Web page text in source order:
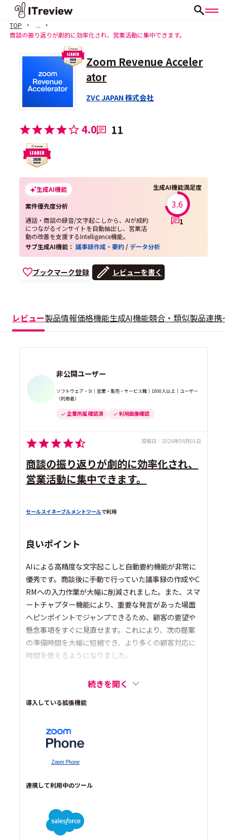
TOP
...
商談の振り返りが劇的に効率化され、営業活動に集中できます。
Zoom Revenue Acceler
ator
ZVC JAPAN 株式会社
4.0 11
生成AI機能
案件優先度分析
通話・商談の録音/文字起こしから、AIが成約
につながるインサイトを自動抽出し、営業活
動の改善を支援するIntelligence機能。
生成AI機能満足度
3.6
1
サブ生成AI機能：議事録作成・要約 / データ分析
ブックマーク登録 レビューを書く
レビュー製品情報価格機能生成AI機能競合・類似製品連携
非公開ユーザー
ソフトウェア・SI｜営業・販売・サービス職｜1000人以上｜ユーザー
（利用者）
企業所属 確認済 利用画像確認
投稿日： 2026年06月01日
商談の振り返りが劇的に効率化され、
営業活動に集中できます。
セールスイネーブルメントツールで利用
良いポイント
AIによる高精度な文字起こしと自動要約機能が非常に
優秀です。商談後に手動で行っていた議事録の作成やC
RMへの入力作業が大幅に削減されました。また、スマ
ートチャプター機能により、重要な発言があった場面
へピンポイントでジャンプできるため、顧客の要望や
懸念事項をすぐに見直せます。これにより、次の提案
の準備時間を大幅に短縮でき、より多くの顧客対応に
時間を使えるようになりました。
続きを開く
導入している拡張機能
Zoom Phone
連携して利用中のツール